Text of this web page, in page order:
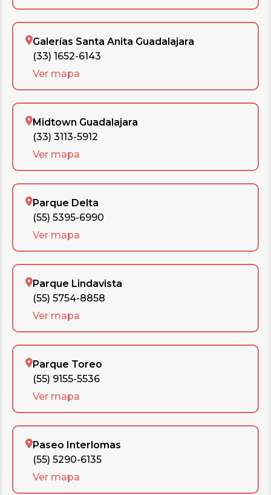
Galerías Santa Anita Guadalajara
(33) 1652-6143
Ver mapa
Midtown Guadalajara
(33) 3113-5912
Ver mapa
Parque Delta
(55) 5395-6990
Ver mapa
Parque Lindavista
(55) 5754-8858
Ver mapa
Parque Toreo
(55) 9155-5536
Ver mapa
Paseo Interlomas
(55) 5290-6135
Ver mapa